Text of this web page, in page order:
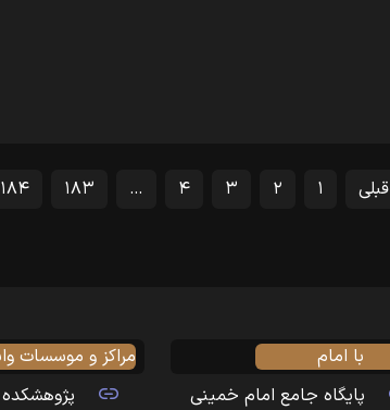
قبلی ۱ ۲ ۳ ۴ … ۱۸۳ ۱۸۴
با امام
پایگاه جامع امام خمینی
مراکز و موسسات